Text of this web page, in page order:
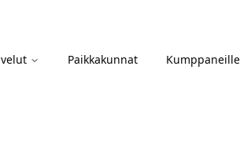
Paikkakunnat Kumppaneille